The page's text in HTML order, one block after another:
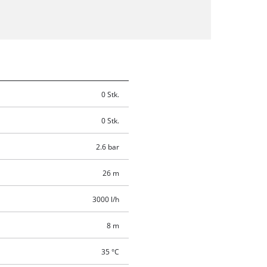
0 Stk.
0 Stk.
2.6 bar
26 m
3000 l/h
8 m
35 °C